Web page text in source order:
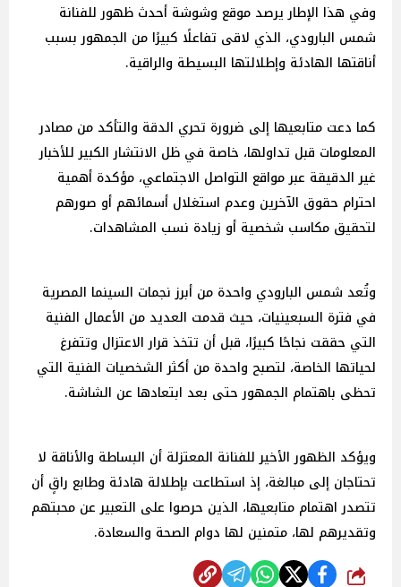
وفي هذا الإطار يرصد موقع وشوشة أحدث ظهور للفنانة
شمس البارودي، الذي لاقى تفاعلًا كبيرًا من الجمهور بسبب
أناقتها الهادئة وإطلالتها البسيطة والراقية.
كما دعت متابعيها إلى ضرورة تحري الدقة والتأكد من مصادر
المعلومات قبل تداولها، خاصة في ظل الانتشار الكبير للأخبار
غير الدقيقة عبر مواقع التواصل الاجتماعي، مؤكدة أهمية
احترام حقوق الآخرين وعدم استغلال أسمائهم أو صورهم
لتحقيق مكاسب شخصية أو زيادة نسب المشاهدات.
وتُعد شمس البارودي واحدة من أبرز نجمات السينما المصرية
في فترة السبعينيات، حيث قدمت العديد من الأعمال الفنية
التي حققت نجاحًا كبيرًا، قبل أن تتخذ قرار الاعتزال وتتفرغ
لحياتها الخاصة، لتصبح واحدة من أكثر الشخصيات الفنية التي
تحظى باهتمام الجمهور حتى بعد ابتعادها عن الشاشة.
ويؤكد الظهور الأخير للفنانة المعتزلة أن البساطة والأناقة لا
تحتاجان إلى مبالغة، إذ استطاعت بإطلالة هادئة وطابع راقٍ أن
تتصدر اهتمام متابعيها، الذين حرصوا على التعبير عن محبتهم
وتقديرهم لها، متمنين لها دوام الصحة والسعادة.
شارك